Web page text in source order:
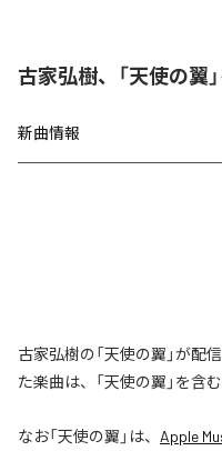
古家弘樹、「天使の翼
新曲情報
古家弘樹の「天使の翼」が
た楽曲は、「天使の翼」を含
なお「天使の翼 」は、 Apple